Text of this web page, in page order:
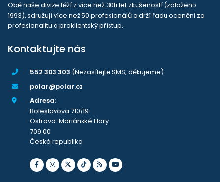
Obě naše divize těží z více než 30ti let zkušeností (založeno
1993), sdružují více než 50 profesionálů a drží řadu ocenění za
profesionalitu a proklientský přístup.
Kontaktujte nás
552 303 303 (Nezasílejte SMS, děkujeme)
polar@polar.cz
Adresa:
Boleslavova 710/19
Ostrava-Mariánské Hory
709 00
Česká republika